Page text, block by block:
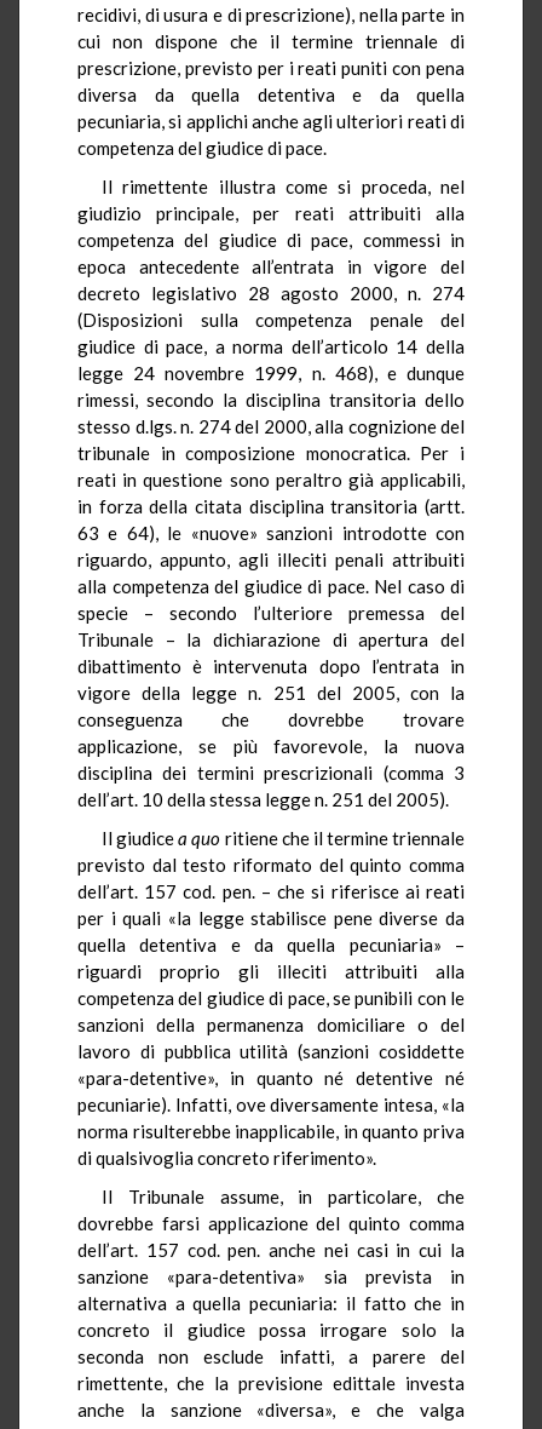
recidivi, di usura e di prescrizione), nella parte in
cui non dispone che il termine triennale di
prescrizione, previsto per i reati puniti con pena
diversa da quella detentiva e da quella
pecuniaria, si applichi anche agli ulteriori reati di
competenza del giudice di pace.
Il rimettente illustra come si proceda, nel
giudizio principale, per reati attribuiti alla
competenza del giudice di pace, commessi in
epoca antecedente all’entrata in vigore del
decreto legislativo 28 agosto 2000, n. 274
(Disposizioni sulla competenza penale del
giudice di pace, a norma dell’articolo 14 della
legge 24 novembre 1999, n. 468), e dunque
rimessi, secondo la disciplina transitoria dello
stesso d.lgs. n. 274 del 2000, alla cognizione del
tribunale in composizione monocratica. Per i
reati in questione sono peraltro già applicabili,
in forza della citata disciplina transitoria (artt.
63 e 64), le «nuove» sanzioni introdotte con
riguardo, appunto, agli illeciti penali attribuiti
alla competenza del giudice di pace. Nel caso di
specie – secondo l’ulteriore premessa del
Tribunale – la dichiarazione di apertura del
dibattimento è intervenuta dopo l’entrata in
vigore della legge n. 251 del 2005, con la
conseguenza che dovrebbe trovare
applicazione, se più favorevole, la nuova
disciplina dei termini prescrizionali (comma 3
dell’art. 10 della stessa legge n. 251 del 2005).
Il giudicea quo ritiene che il termine triennale
previsto dal testo riformato del quinto comma
dell’art. 157 cod. pen. – che si riferisce ai reati
per i quali «la legge stabilisce pene diverse da
quella detentiva e da quella pecuniaria» –
riguardi proprio gli illeciti attribuiti alla
competenza del giudice di pace, se punibili con le
sanzioni della permanenza domiciliare o del
lavoro di pubblica utilità (sanzioni cosiddette
«para-detentive», in quanto né detentive né
pecuniarie). Infatti, ove diversamente intesa, «la
norma risulterebbe inapplicabile, in quanto priva
di qualsivoglia concreto riferimento».
Il Tribunale assume, in particolare, che
dovrebbe farsi applicazione del quinto comma
dell’art. 157 cod. pen. anche nei casi in cui la
sanzione «para-detentiva» sia prevista in
alternativa a quella pecuniaria: il fatto che in
concreto il giudice possa irrogare solo la
seconda non esclude infatti, a parere del
rimettente, che la previsione edittale investa
anche la sanzione «diversa», e che valga